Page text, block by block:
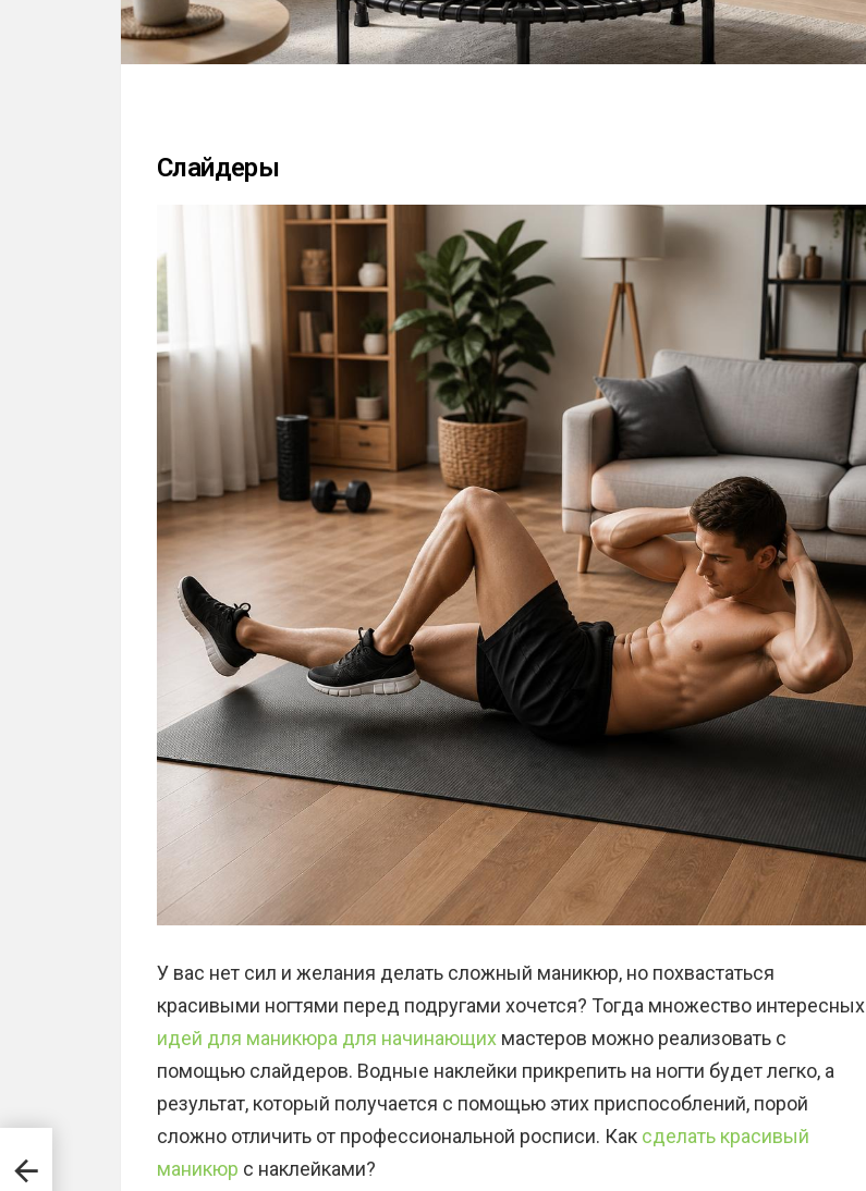
Слайдеры
У вас нет сил и желания делать сложный маникюр, но похвастаться
красивыми ногтями перед подругами хочется? Тогда множество интересных
идей для маникюра для начинающих мастеров можно реализовать с
помощью слайдеров. Водные наклейки прикрепить на ногти будет легко, а
результат, который получается с помощью этих приспособлений, порой
сложно отличить от профессиональной росписи. Как сделать красивый
маникюр с наклейками?